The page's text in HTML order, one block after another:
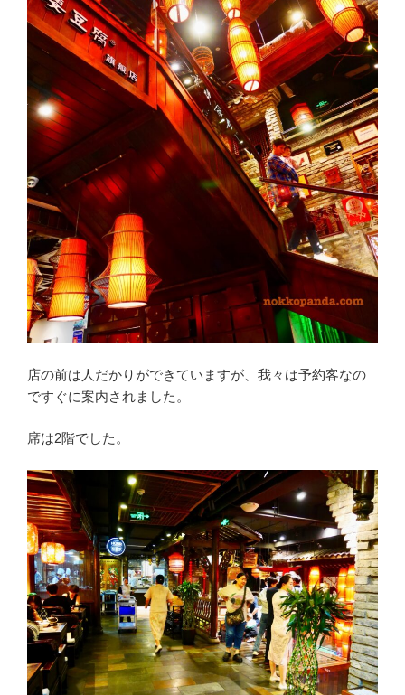
店の前は人だかりができていますが、我々は予約客なの
ですぐに案内されました。
席は2階でした。